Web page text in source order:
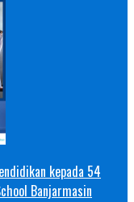
kepada 54
Banjarmasin